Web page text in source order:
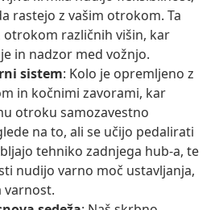
rastejo z vašim otrokom. Ta
različnih višin, kar
in nadzor med vožnjo.
sistem: Kolo je opremljeno z
in kočnimi zavorami, kar
otroku samozavestno
na to, ali se učijo pedalirati
tehniko zadnjega hub-a, te
nudijo varno moč ustavljanja,
varnost.